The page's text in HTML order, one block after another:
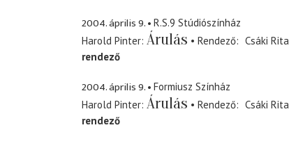
2004. április 9.
R.S.9 Stúdiószínház
Harold Pinter Árulás Rendező
Csáki Rita
rendező
2004. április 9.
Formiusz Színház
Harold Pinter Árulás Rendező
Csáki Rita
rendező